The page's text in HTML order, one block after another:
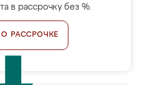
в рассрочку без %.
О РАССРОЧКЕ